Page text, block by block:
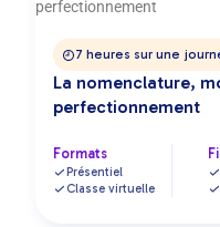
7 heures sur une
La nomenclature,
perfectionnement
Formats
Présentiel
Classe virtuelle